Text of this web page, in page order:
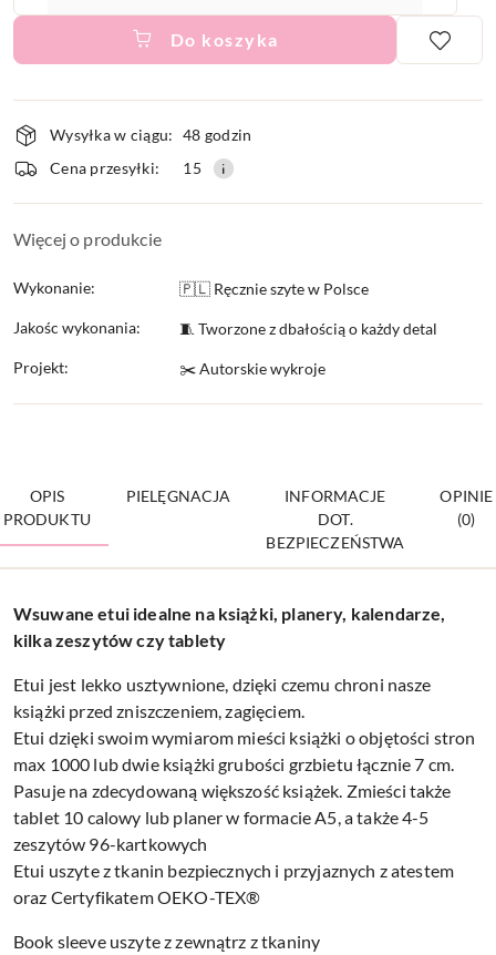
Do koszyka
i
dostawa
Wysyłka w ciągu: 48 godzin
Cena przesyłki:
15
Więcej o produkcie
Wykonanie: 🇵🇱 Ręcznie szyte w Polsce
Jakośc wykonania: 🧵 Tworzone z dbałością o każdy detal
Projekt: ✂️ Autorskie wykroje
OPIS
PRODUKTU
PIELĘGNACJA
INFORMACJE
DOT.
BEZPIECZEŃSTWA
OPINIE
(0)
Wsuwane etui idealne na książki, planery, kalendarze,
kilka zeszytów czy tablety
Etui jest lekko usztywnione, dzięki czemu chroni nasze
książki przed zniszczeniem, zagięciem.
Etui dzięki swoim wymiarom mieści książki o objętości stron
max 1000 lub dwie książki grubości grzbietu łącznie 7 cm.
Pasuje na zdecydowaną większość książek. Zmieści także
tablet 10 calowy lub planer w formacie A5, a także 4-5
zeszytów 96-kartkowych
Etui uszyte z tkanin bezpiecznych i przyjaznych z atestem
oraz Certyfikatem OEKO-TEX®
Book sleeve uszyte z zewnątrz z tkaniny